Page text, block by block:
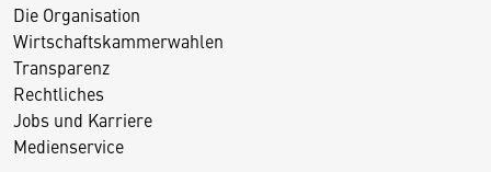
Die Organisation
Wirtschaftskammerwahlen
Transparenz
Rechtliches
Jobs und Karriere
Medienservice